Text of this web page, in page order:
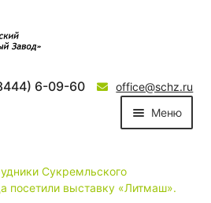
6-09-60
office@schz.ru
Меню
Сукремльского
посетили выставку «Литмаш».